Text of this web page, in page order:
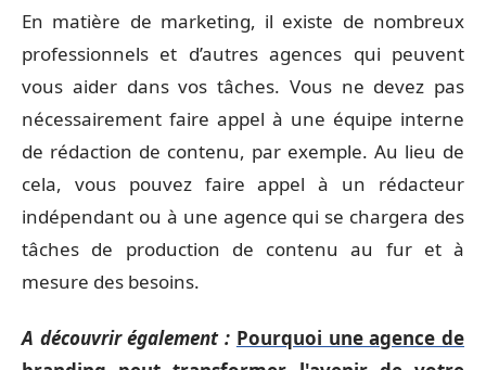
En matière de marketing, il existe de nombreux
professionnels et d’autres agences qui peuvent
vous aider dans vos tâches. Vous ne devez pas
nécessairement faire appel à une équipe interne
de rédaction de contenu, par exemple. Au lieu de
cela, vous pouvez faire appel à un rédacteur
indépendant ou à une agence qui se chargera des
tâches de production de contenu au fur et à
mesure des besoins.
A découvrir également : Pourquoi une agence de